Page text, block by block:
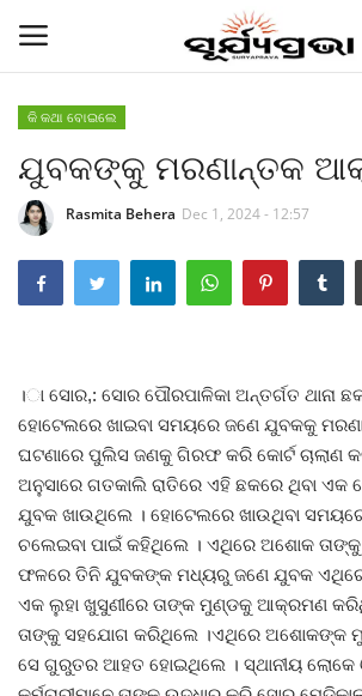
Contact
Gallery
E-paper
ରାଜ୍ୟ
ରାଜନୀତି
କି କଥା ବୋଇଲେ
ପ୍ରଶାସନ ଖବର
କି କଥା ବୋଇଲେ
ଯୁବକଙ୍କୁ ମରଣାନ୍ତକ
Rasmita Behera Dec 1, 2024 - 12:57
।ା ସୋର,: ସୋର ପୌରପାଳିକା ଅନ୍ତର୍ଗତ ଥାନା
ହୋଟେଲରେ ଖାଇବା ସମୟରେ ଜଣେ ଯୁବକକୁ
ଘଟଣାରେ ପୁଲିସ ଜଣକୁ ଗିରଫ କରି କୋର୍ଟ ଚାଲାଣ
ଅନୁସାରେ ଗତକାଲି ରାତିରେ ଏହି ଛକରେ ଥିବା ଏକ
ଯୁବକ ଖାଉଥିଲେ । ହୋଟେଲରେ ଖାଉଥିବା
ଚଲେଇବା ପାଇଁ କହିଥିଲେ । ଏଥିରେ ଅଶୋକ
ଫଳରେ ତିନି ଯୁବକଙ୍କ ମଧ୍ୟରୁ ଜଣେ ଯୁବକ
ଏକ ଲୁହା ଖୁସୁଣୀରେ ତାଙ୍କ ମୁଣ୍ଡକୁ ଆକ୍ରମଣ
ତାଙ୍କୁ ସହଯୋଗ କରିଥିଲେ ।ଏଥିରେ ଅଶୋକଙ୍କ
ସେ ଗୁରୁତର ଆହତ ହୋଇଥିଲେ । ସ୍ଥାନୀୟ ଲୋକେ